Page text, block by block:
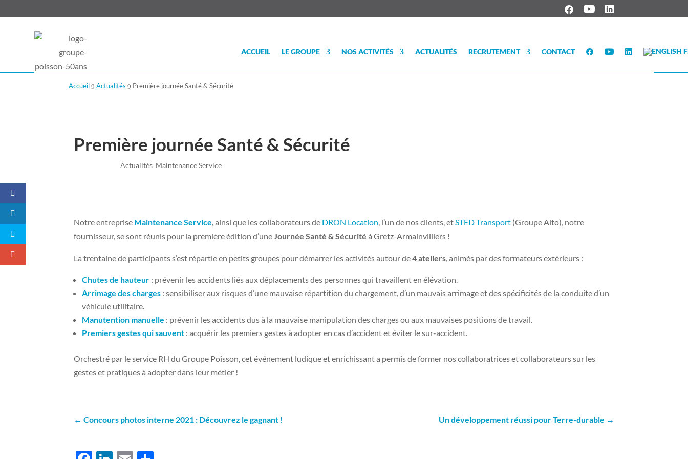
ACCUEIL LE GROUPE NOS ACTIVITÉS ACTUALITÉS RECRUTEMENT CONTACT
Accueil 9 Actualités 9 Première journée Santé & Sécurité
Première journée Santé & Sécurité
|Actualités Maintenance Service
Notre entreprise Maintenance Service, ainsi que les collaborateurs de DRON Location, l’un de nos clients, etSTED Transport (Groupe Alto), notre
fournisseur, se sont réunis pour la première édition d’uneJournée Santé & Sécurité à Gretz-Armainvilliers !
La trentaine de participants s’est répartie en petits groupes pour démarrer les activités autour de4 ateliers, animés par des formateurs extérieurs :
Chutes de hauteur : prévenir les accidents liés aux déplacements des personnes qui travaillent en élévation.
Arrimage des charges : sensibiliser aux risques d’une mauvaise répartition du chargement, d’un mauvais arrimage et des spécificités de la conduite d’un
véhicule utilitaire.
Manutention manuelle : prévenir les accidents dus à la mauvaise manipulation des charges ou aux mauvaises positions de travail.
Premiers gestes qui sauvent : acquérir les premiers gestes à adopter en cas d’accident et éviter le sur-accident.
Orchestré par le service RH du Groupe Poisson, cet événement ludique et enrichissant a permis de former nos collaboratrices et collaborateurs sur les
gestes et pratiques à adopter dans leur métier !
←Concours photos interne 2021 : Découvrez le gagnant ! Un développement réussi pour Terre-durable →